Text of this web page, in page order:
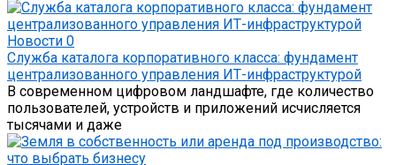
Новости 0
Служба каталога корпоративного класса: фундамент
централизованного управления ИТ-инфраструктурой
В современном цифровом ландшафте, где количество
пользователей, устройств и приложений исчисляется
тысячами и даже